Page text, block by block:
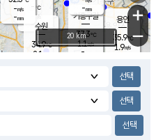
용인
35.9℃
1.9m/s
- ℃
m/s
mm
기흥구갈
37.3℃
1.1m/s
-
-m/s
-mm
-mm
수원
34.9℃
2.1 m/s
+
−
20 km